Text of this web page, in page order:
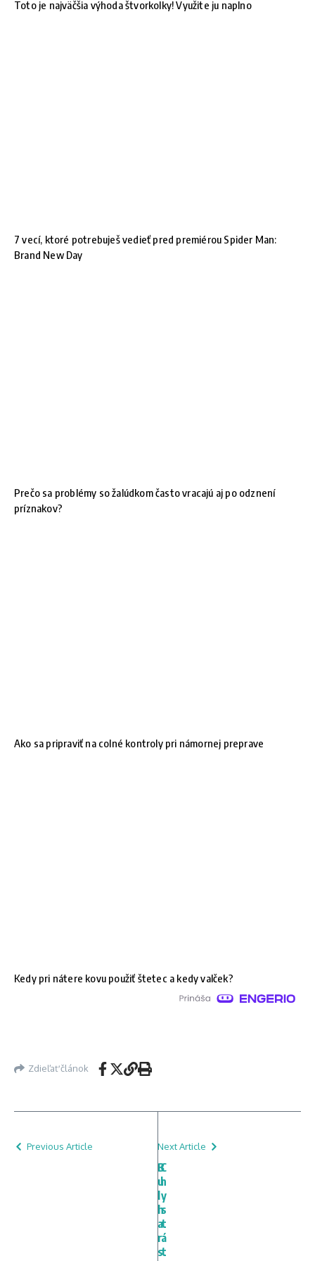
Toto je najväčšia výhoda štvorkolky! Využite ju naplno
7 vecí, ktoré potrebuješ vedieť pred premiérou Spider Man:
Brand New Day
Prečo sa problémy so žalúdkom často vracajú aj po odznení
príznakov?
Ako sa pripraviť na colné kontroly pri námornej preprave
Kedy pri nátere kovu použiť štetec a kedy valček?
Zdieľať článok
Previous Article
B
u
l
h
a
r
s
Next Article
C
h
y
s
t
á
t